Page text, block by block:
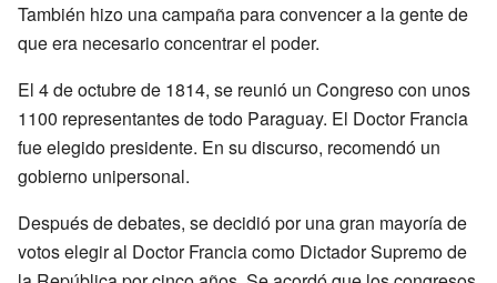
También hizo una campaña para convencer a la gente de
que era necesario concentrar el poder.
El 4 de octubre de 1814, se reunió un Congreso con unos
1100 representantes de todo Paraguay. El Doctor Francia
fue elegido presidente. En su discurso, recomendó un
gobierno unipersonal.
Después de debates, se decidió por una gran mayoría de
votos elegir al Doctor Francia como Dictador Supremo de